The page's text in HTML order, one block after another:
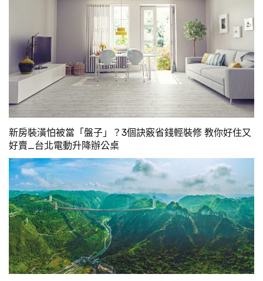
新房裝潢怕被當「盤子」？3個訣竅省錢輕裝修 教你好住又
好賣_台北電動升降辦公桌